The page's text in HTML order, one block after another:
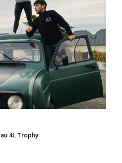
4L Trophy